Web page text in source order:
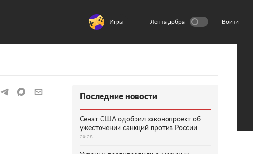
Игры Лента добра Войти
Последние новости
Сенат США одобрил законопроект об
ужесточении санкций против России
20:28